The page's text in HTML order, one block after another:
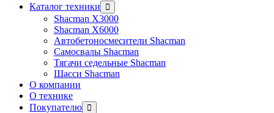
Каталог техники
Shacman X3000
Shacman X6000
Автобетоносмесители Shacman
Самосвалы Shacman
Тягачи седельные Shacman
Шасси Shacman
О компании
О технике
Покупателю